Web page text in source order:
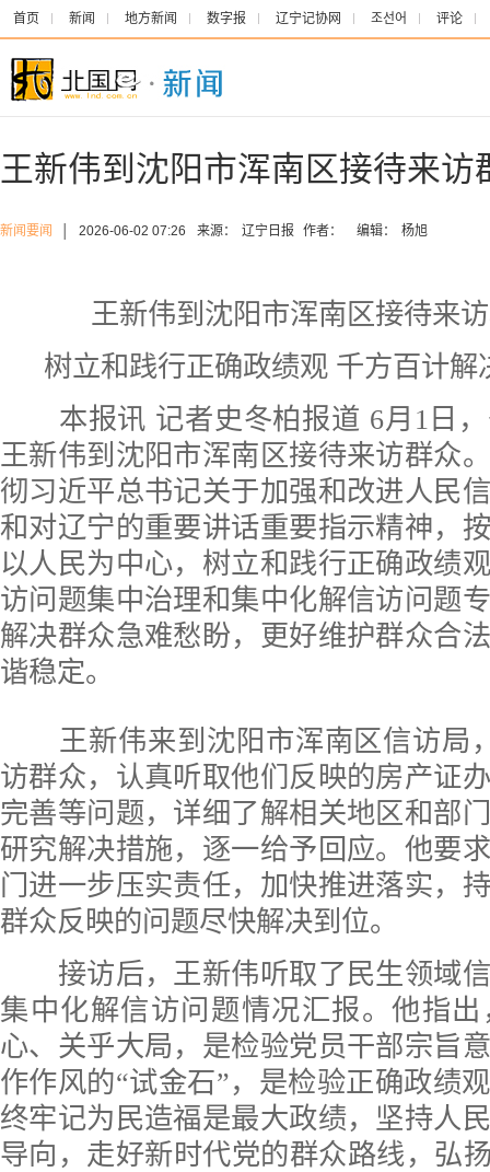
首页 新闻 地方新闻 数字报 辽宁记协网 조선어 评论
王新伟到沈阳市浑南区接待来访
新闻要闻 2026-06-02 07:26 来源： 辽宁日报 作者： 编辑： 杨旭
王新伟到沈阳市浑南区接待来
树立和践行正确政绩观 千方百计解
本报讯 记者史冬柏报道 6月1日，
王新伟到沈阳市浑南区接待来访群众
彻习近平总书记关于加强和改进人民
和对辽宁的重要讲话重要指示精神，
以人民为中心，树立和践行正确政绩
访问题集中治理和集中化解信访问题
解决群众急难愁盼，更好维护群众合
谐稳定。
王新伟来到沈阳市浑南区信访局
访群众，认真听取他们反映的房产证
完善等问题，详细了解相关地区和部
研究解决措施，逐一给予回应。他要
门进一步压实责任，加快推进落实，
群众反映的问题尽快解决到位。
接访后，王新伟听取了民生领域信
集中化解信访问题情况汇报。他指
心、关乎大局，是检验党员干部宗旨
作作风的“试金石”，是检验正确政绩
终牢记为民造福是最大政绩，坚持人
导向，走好新时代党的群众路线，弘